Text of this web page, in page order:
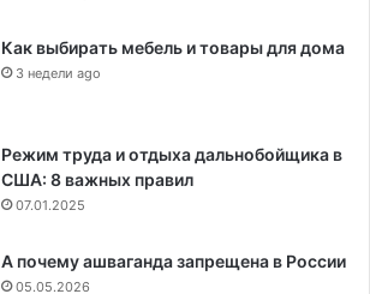
Как выбирать мебель и товары для дома
3 недели ago
Режим труда и отдыха дальнобойщика в
США: 8 важных правил
07.01.2025
А почему ашваганда запрещена в России
05.05.2026